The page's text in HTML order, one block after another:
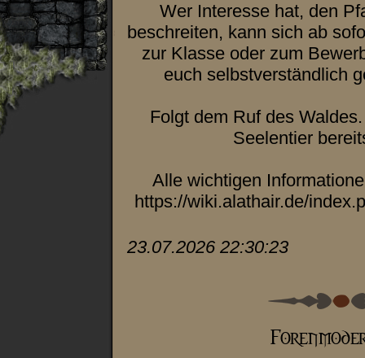
Wer Interesse hat, den
beschreiten, kann sich ab
zur Klasse oder zum
euch selbstverständlich
Folgt dem Ruf des
Seelentier
Alle wichtigen
https://wiki.alathair.de/
23.07.2026 22:30:23